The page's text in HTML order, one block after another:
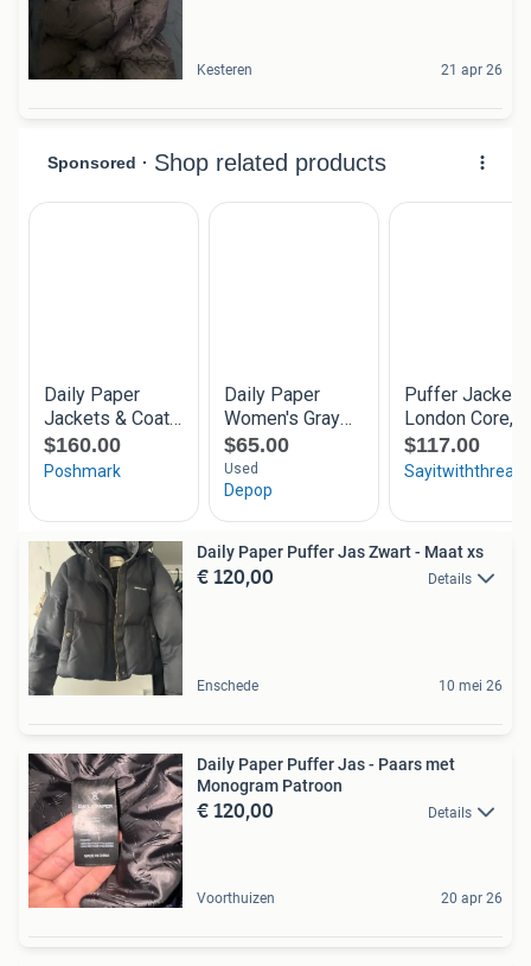
Kesteren 21 apr 26
Daily Paper Puffer Jas Zwart - Maat xs
€ 120,00 Details
Enschede 10 mei 26
Daily Paper Puffer Jas - Paars met
Monogram Patroon
€ 120,00 Details
Voorthuizen 20 apr 26